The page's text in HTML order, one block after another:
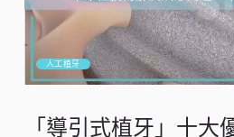
人工植牙
「導引式植牙」十大